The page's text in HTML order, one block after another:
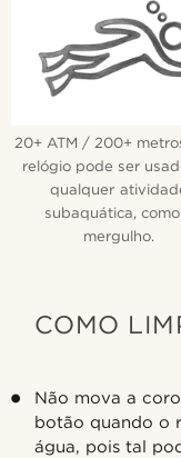
20+ ATM / 200+
relógio pode ser
qualquer
subaquática,
mergulho.
COMO
Não mova a
botão quando o
água, pois tal